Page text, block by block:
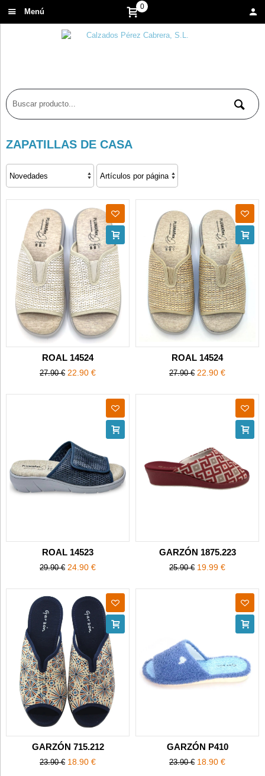
0
ZAPATILLAS DE CASA
ROAL 14524
27.90 € 22.90 €
ROAL 14524
27.90 € 22.90 €
ROAL 14523
29.90 € 24.90 €
GARZÓN 1875.223
25.90 € 19.99 €
GARZÓN 715.212
23.90 € 18.90 €
GARZÓN P410
23.90 € 18.90 €
Menú